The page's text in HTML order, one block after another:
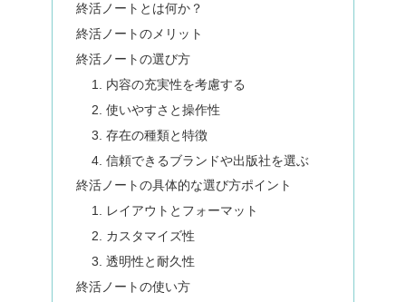
終活ノートとは何か？
終活ノートのメリット
終活ノートの選び方
1. 内容の充実性を考慮する
2. 使いやすさと操作性
3. 存在の種類と特徴
4. 信頼できるブランドや出版社を選ぶ
終活ノートの具体的な選び方ポイント
1. レイアウトとフォーマット
2. カスタマイズ性
3. 透明性と耐久性
終活ノートの使い方